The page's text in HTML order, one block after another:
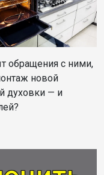
обращения с ними,
новой
духовки — и